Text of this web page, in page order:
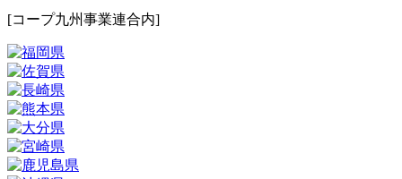
[コープ九州事業連合内]